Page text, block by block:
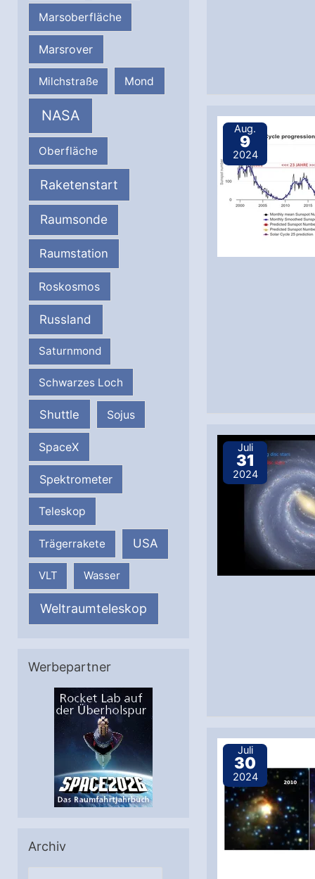
Marsoberfläche
Marsrover
Milchstraße Mond
NASA
Oberfläche
Raketenstart
Raumsonde
Raumstation
Roskosmos
Russland
Saturnmond
Schwarzes Loch
Shuttle Sojus
SpaceX
Spektrometer
Teleskop
Trägerrakete USA
VLT Wasser
Weltraumteleskop
Werbepartner
Archiv
Aug.
9
2024
Juli
31
2024
Juli
30
2024